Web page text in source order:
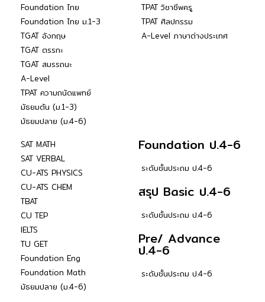
Foundation ไทย
Foundation ไทย ม.1-3
TGAT อังกฤษ
TGAT ตรรกะ
TGAT สมรรถนะ
A-Level
TPAT ความถนัดแพทย์
มัธยมต้น (ม.1-3)
มัธยมปลาย (ม.4-6)
TPAT วิชาชีพครู
TPAT ศิลปกรรม
A-Level ภาษาต่างประเทศ
SAT MATH
SAT VERBAL
CU-ATS PHYSICS
CU-ATS CHEM
TBAT
CU TEP
IELTS
TU GET
Foundation Eng
Foundation Math
มัธยมปลาย (ม.4-6)
Foundation ป.4-6
ระดับชั้นประถม ป.4-6
สรุป Basic ป.4-6
ระดับชั้นประถม ป.4-6
Pre/ Advance
ป.4-6
ระดับชั้นประถม ป.4-6